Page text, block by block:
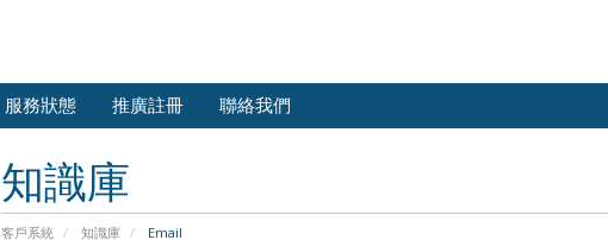
服務狀態 推廣註冊 聯絡我們
知識庫
客戶系統 知識庫 Email